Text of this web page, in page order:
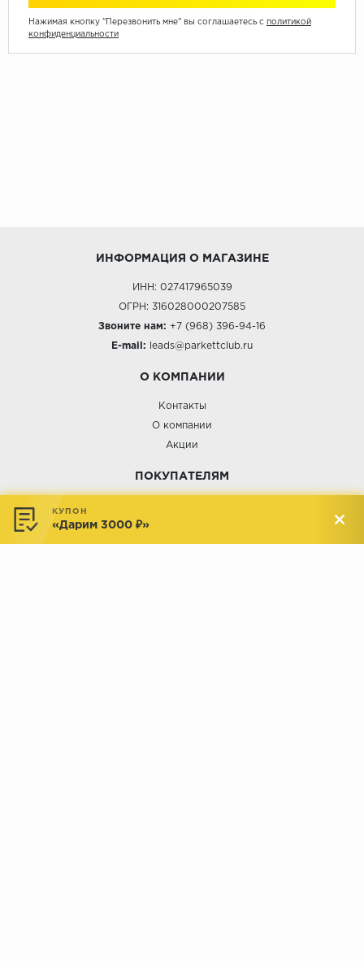
Нажимая кнопку "Перезвонить мне" вы соглашаетесь с политикой
конфиденциальности
ИНФОРМАЦИЯ О МАГАЗИНЕ
ИНН: 027417965039
ОГРН: 316028000207585
Звоните нам: +7 (968) 396-94-16
E-mail: leads@parkettclub.ru
О КОМПАНИИ
Контакты
О компании
Акции
ПОКУПАТЕЛЯМ
Доставка и оплата
Обмен и возврат
КУПОН
«Дарим 3000 ₽»